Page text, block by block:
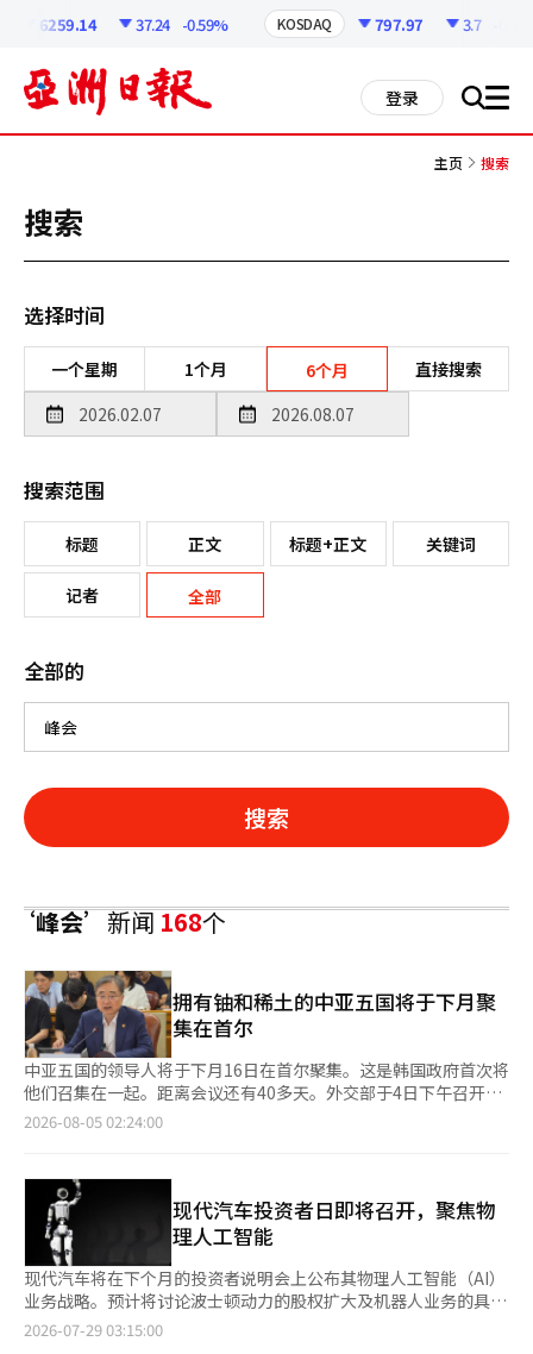
6259.14 37.24 -0.59% KOSDAQ 797.97 3.7 -0.46%
登录 搜 all
主页 搜索
搜索
选择时间
一个星期 1个月 6个月 直接搜索
搜索范围
标题 正文 标题+正文 关键词
记者 全部
全部的
搜索
‘峰会’新闻168个
拥有铀和稀土的中亚五国将于下月聚
集在首尔
中亚五国的领导人将于下月16日在首尔聚集。这是韩国政府首次将
他们召集在一起。距离会议还有40多天。外交部于4日下午召开了
筹备委员会，开始最后的检查工作。政府关注这一地区的原因在于
位，全球铀资源的14%埋藏在该国。根据世界核能协会的统计，韩
国拥有26座核电站，是铀的主要客户之一，与中国和印度并列。中
亚五国不仅拥有铀资源，还出产石油、天然气和稀土。根据2022
年的数据，哈萨克斯坦是韩国钛进口的第三大来源国，铬的第十大
来源国。同时，韩国还从该国进口钒和镍。赵贤外交部部长在当天
的会议上表示：“在俄乌战争和中东局势不稳的背景下，国际秩序
和能源供应链的不确定性加剧，中亚作为能源关键矿物的富集地，
其战略价值愈加凸显，因此此次峰会对我们来说非常重要。”她还
2026-08-05 02:24:00
现代汽车投资者日即将召开，聚焦物
理人工智能
现代汽车将在下个月的投资者说明会上公布其物理人工智能（AI）
业务战略。预计将讨论波士顿动力的股权扩大及机器人业务的具体
蓝图。 据业内消息，现代汽车将于下个月26日在首尔汝矣岛的康
2026-07-29 03:15:00